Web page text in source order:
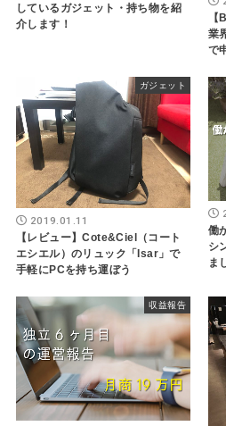
しているガジェット・持ち物を紹
介します！
業
で
ガジェット
2019.01.11
【レビュー】Cote&Ciel（コート
エシエル）のリュック「Isar」で
手軽にPCを持ち運ぼう
働
シ
ま
収益報告